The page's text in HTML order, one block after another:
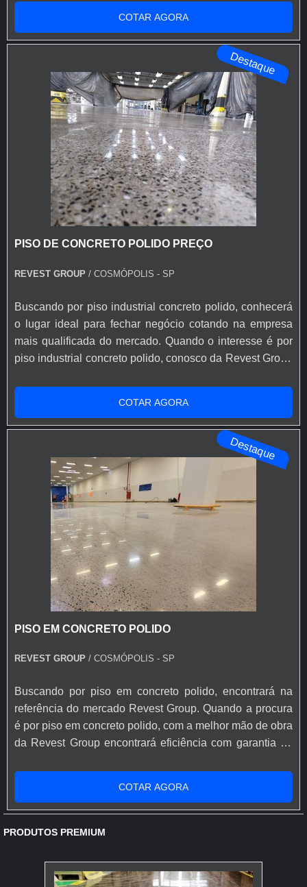
ACESSÍVELSe alguém quer achar piso de concreto
polido preço justo em uma empresa segura, chega até a
Revest Group. Atuando com argamassado epoxi e
argamassado uretano, visando sempre a quali...
COTAR AGORA
Destaque
PISO DE CONCRETO POLIDO PREÇO
REVEST GROUP / COSMÓPOLIS - SP
Buscando por piso industrial concreto polido, conhecerá
o lugar ideal para fechar negócio cotando na empresa
mais qualificada do mercado. Quando o interesse é por
piso industrial concreto polido, conosco da Revest Group
resultados dos clientes.UM POUCO MAIS SOBRE O
PISO INDUSTRIAL CONCRETO POLIDOHá muitas
maneiras eficientes de demonstrar competência e
excelência em sua área de atuação. A Reves...
COTAR AGORA
Destaque
PISO EM CONCRETO POLIDO
REVEST GROUP / COSMÓPOLIS - SP
Buscando por piso em concreto polido, encontrará na
referência do mercado Revest Group. Quando a procura
é por piso em concreto polido, com a melhor mão de obra
da Revest Group encontrará eficiência com garantia do
SOBRE O PISO EM CONCRETO POLIDOHá muitas
maneiras eficientes de demonstrar competência e
excelência em sua área de atuação. A Revest Group
canaliza seus recursos em produzir u...
COTAR AGORA
PRODUTOS PREMIUM